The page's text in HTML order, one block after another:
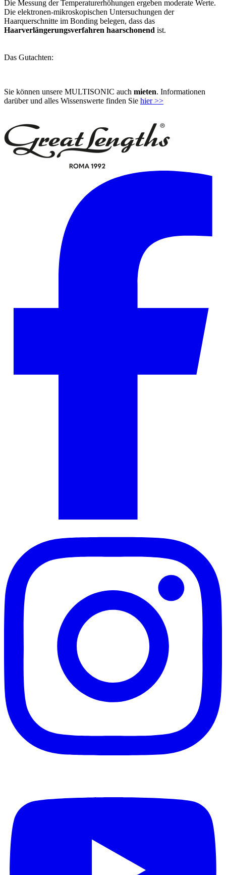
Die Messung der Temperaturerhöhungen ergeben moderate Werte.
Die elektronen-mikroskopischen Untersuchungen der
Haarquerschnitte im Bonding belegen, dass das
Haarverlängerungsverfahren haarschonend ist.
Das Gutachten:
Sie können unsere MULTISONIC auch mieten. Informationen
darüber und alles Wissenswerte finden Sie hier >>